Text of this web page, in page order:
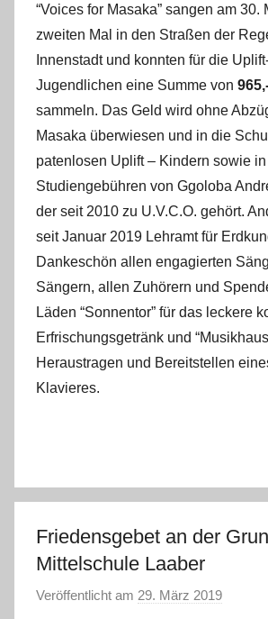
n
s
t
e
f
a
n
o
“Voices for Masaka” sangen am 30.
zweiten Mal in den Straßen der
Innenstadt und konnten für die
Jugendlichen eine Summe von
sammeln. Das Geld wird ohne
Masaka überwiesen und in die
patenlosen Uplift – Kindern sowie
Studiengebühren von Ggoloba
der seit 2010 zu U.V.C.O. gehört.
seit Januar 2019 Lehramt für
Dankeschön allen engagierten
Sängern, allen Zuhörern und
Läden “Sonnentor” für das leckere
Erfrischungsgetränk und
Heraustragen und Bereitstellen
Klavieres.
Friedensgebet an der
Mittelschule Laaber
Veröffentlicht am 29. März 2019